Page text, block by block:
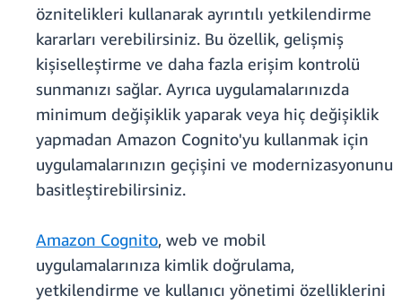
öznitelikleri kullanarak ayrıntılı yetkilendirme
kararları verebilirsiniz. Bu özellik, gelişmiş
kişiselleştirme ve daha fazla erişim kontrolü
sunmanızı sağlar. Ayrıca uygulamalarınızda
minimum değişiklik yaparak veya hiç değişiklik
yapmadan Amazon Cognito'yu kullanmak için
uygulamalarınızın geçişini ve modernizasyonunu
basitleştirebilirsiniz.
Amazon Cognito, web ve mobil
uygulamalarınıza kimlik doğrulama,
yetkilendirme ve kullanıcı yönetimi özelliklerini